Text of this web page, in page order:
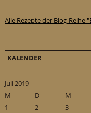
Alle Rezepte der Blog-
KALENDER
Juli 2019
M
D M
1
2 3